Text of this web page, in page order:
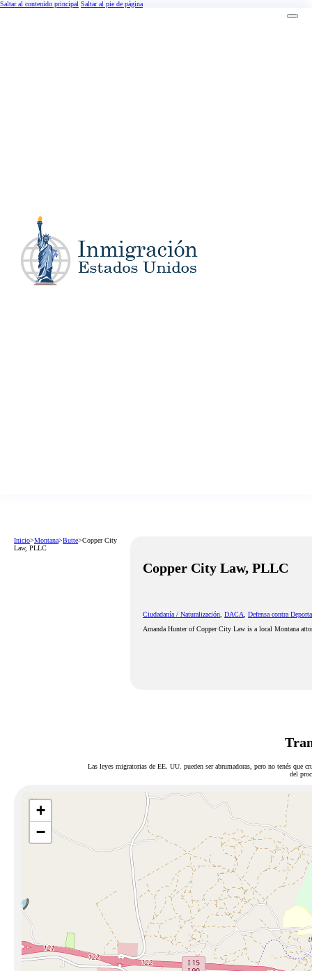
Saltar al contenido principal Saltar al pie de página
Inicio>Montana>Butte>Copper City
Law, PLLC
Copper City Law, PLLC
Ciudadanía / Naturalización,DACA,Defensa contra
Amanda Hunter of Copper City Law is a local Montana
Las leyes migratorias de EE. UU. pueden ser abrumadoras, pero no tenés que
del
+
−